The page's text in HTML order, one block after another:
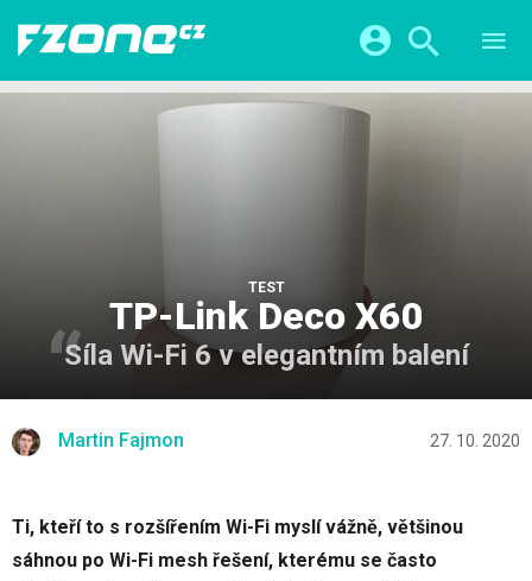
TESTY
CHYTRÁ DOMÁCNOST
Přihlášení a registrace pomocí:
TEST
TP-Link Deco X60
Síla Wi-Fi 6 v elegantním balení
Martin Fajmon 27. 10. 2020
Ti, kteří to s rozšířením Wi-Fi myslí vážně, většinou
sáhnou po Wi-Fi mesh řešení, kterému se často